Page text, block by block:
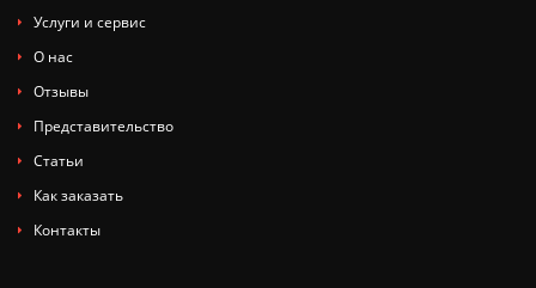
Услуги и сервис
О нас
Отзывы
Представительство
Статьи
Как заказать
Контакты